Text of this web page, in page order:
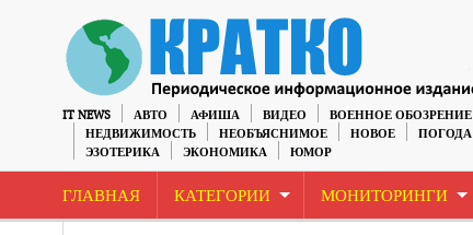
IT NEWS АВТО АФИША ВИДЕО ВОЕННОЕ ОБОЗРЕНИЕ
НЕДВИЖИМОСТЬ
НЕОБЪЯСНИМОЕ НОВОЕ ПОГОДА
ЭЗОТЕРИКА
ЭКОНОМИКА ЮМОР
ГЛАВНАЯ КАТЕГОРИИ МОНИТОРИНГИ